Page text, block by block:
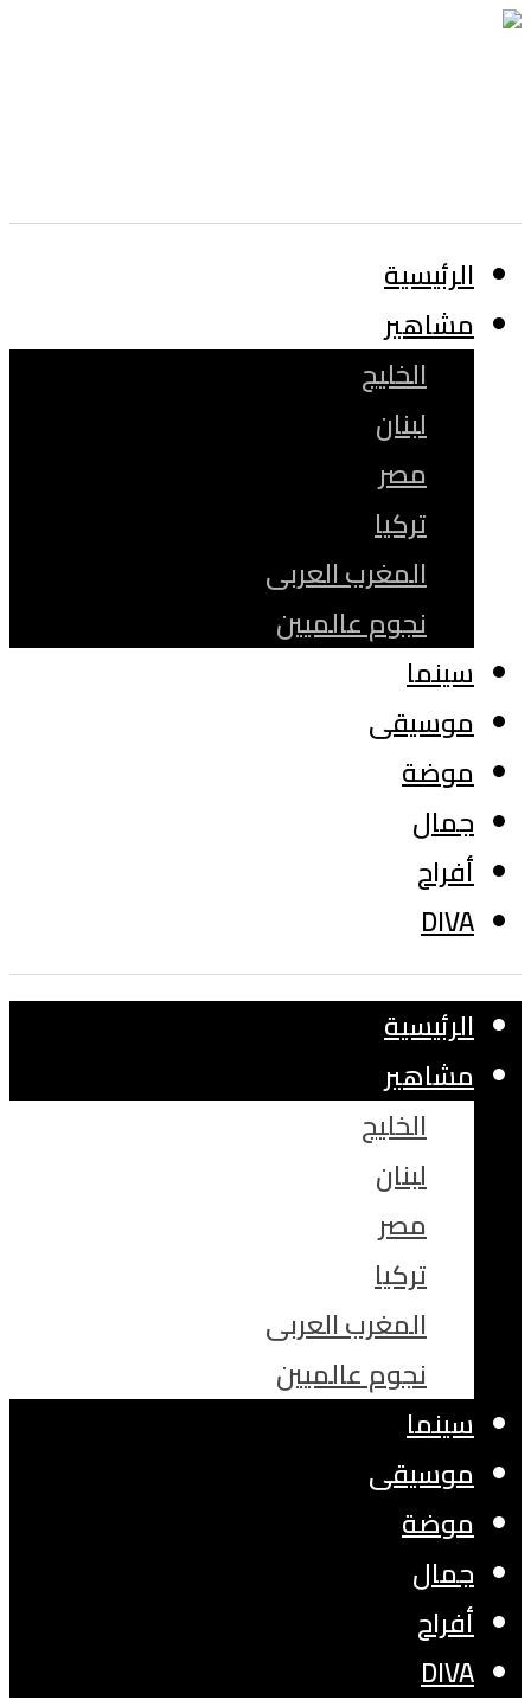
الرئيسية
مشاهير
الخليج
لبنان
مصر
تركيا
المغرب العربى
نجوم عالميين
سينما
موسيقى
موضة
جمال
أفراح
DIVA
الرئيسية
مشاهير
الخليج
لبنان
مصر
تركيا
المغرب العربى
نجوم عالميين
سينما
موسيقى
موضة
جمال
أفراح
DIVA